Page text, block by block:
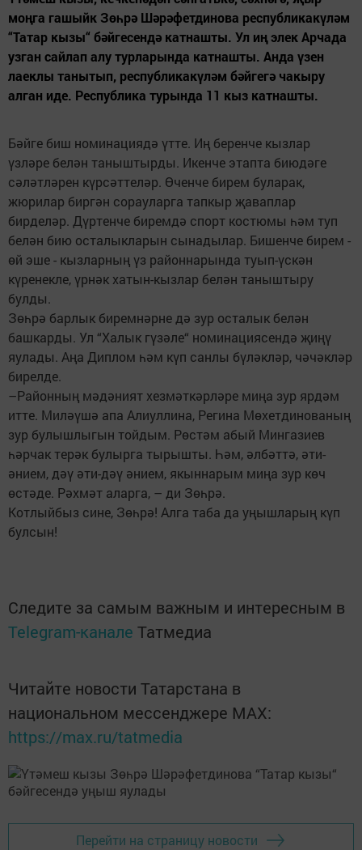
моңга гашыйк Зөһрә Шәрәфетдинова республикакүләм
“Татар кызы“ бәйгесендә катнашты. Ул иң элек Арчада
узган сайлап алу турларында катнашты. Анда үзен
лаеклы танытып, республикакүләм бәйгегә чакыру
алган иде. Республика турында 11 кыз катнашты.
Бәйге биш номинациядә үтте. Иң беренче кызлар
үзләре белән таныштырды. Икенче этапта биюдәге
сәләтләрен күрсәттеләр. Өченче бирем буларак,
жюрилар биргән сорауларга тапкыр җаваплар
бирделәр. Дүртенче биремдә спорт костюмы һәм туп
белән бию осталыкларын сынадылар. Бишенче бирем -
өй эше - кызларның үз районнарында туып-үскән
күренекле, үрнәк хатын-кызлар белән таныштыру
булды.
Зөһрә барлык биремнәрне дә зур осталык белән
башкарды. Ул “Халык гүзәле“ номинациясендә җиңү
яулады. Аңа Диплом һәм күп санлы бүләкләр, чәчәкләр
бирелде.
–Районның мәдәният хезмәткәрләре миңа зур ярдәм
итте. Миләүшә апа Алиуллина, Регина Мөхетдинованың
зур булышлыгын тойдым. Рөстәм абый Мингазиев
һәрчак терәк булырга тырышты. Һәм, әлбәттә, әти-
әнием, дәү әти-дәү әнием, якыннарым миңа зур көч
өстәде. Рәхмәт аларга, – ди Зөһрә.
Котлыйбыз сине, Зөһрә! Алга таба да уңышларың күп
булсын!
Следите за самым важным и интересным в
Telegram-канале Татмедиа
Читайте новости Татарстана в
национальном мессенджере MАХ:
https://max.ru/tatmedia
Перейти на страницу новости